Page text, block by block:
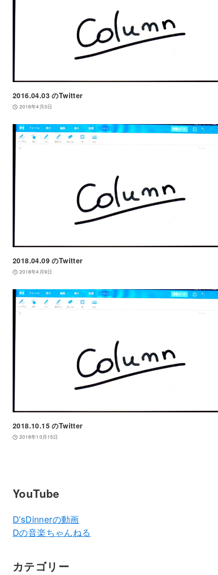
2016.04.03 のTwitter
2016年4月3日
2018.04.09 のTwitter
2018年4月9日
2018.10.15 のTwitter
2018年10月15日
YouTube
D'sDinnerの動画
Dの音楽ちゃんねる
カテゴリー